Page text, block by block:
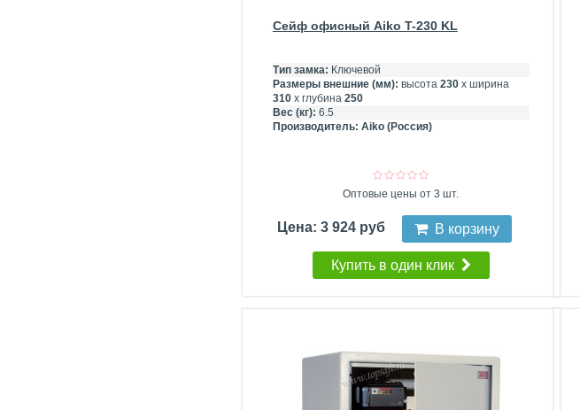
Сейф офисный Aiko T-230 KL
Тип замка: Ключевой
Размеры внешние (мм): высота 230х ширина
310х глубина 250
Вес (кг): 6.5
Производитель: Aiko (Россия)
Оптовые цены от 3 шт.
Цена: 3 924 руб В корзину
Купить в один клик